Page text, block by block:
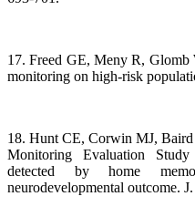
17. Freed GE, Meny R,
monitoring on high-risk
18. Hunt CE, Corwin MJ,
Monitoring Evaluation
detected by home
neurodevelopmental outcome.